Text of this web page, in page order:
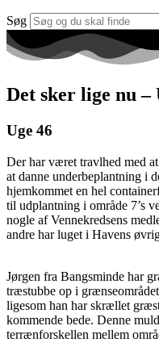
Søg
Det sker lige nu –
Uge 46
Der har været travlhed med
at danne underbeplantning i
hjemkommet en hel
til udplantning i område 7’s
nogle af Vennekredsens
andre har luget i Havens
Jørgen fra Bangsminde har
træstubbe op i
ligesom han har skrællet
kommende bede. Denne
terrænforskellen mellem